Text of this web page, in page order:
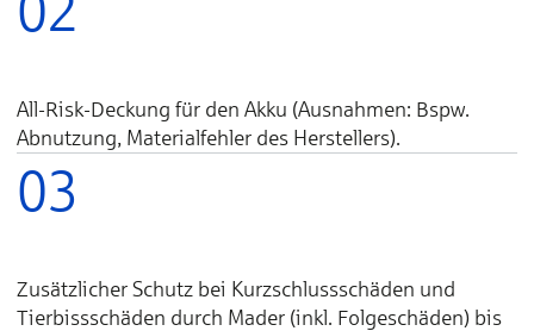
All-Risk-Deckung für den Akku (Ausnahmen: Bspw.
Abnutzung, Materialfehler des Herstellers).
03
Zusätzlicher Schutz bei Kurzschlussschäden und
Tierbissschäden durch Mader (inkl. Folgeschäden) bis